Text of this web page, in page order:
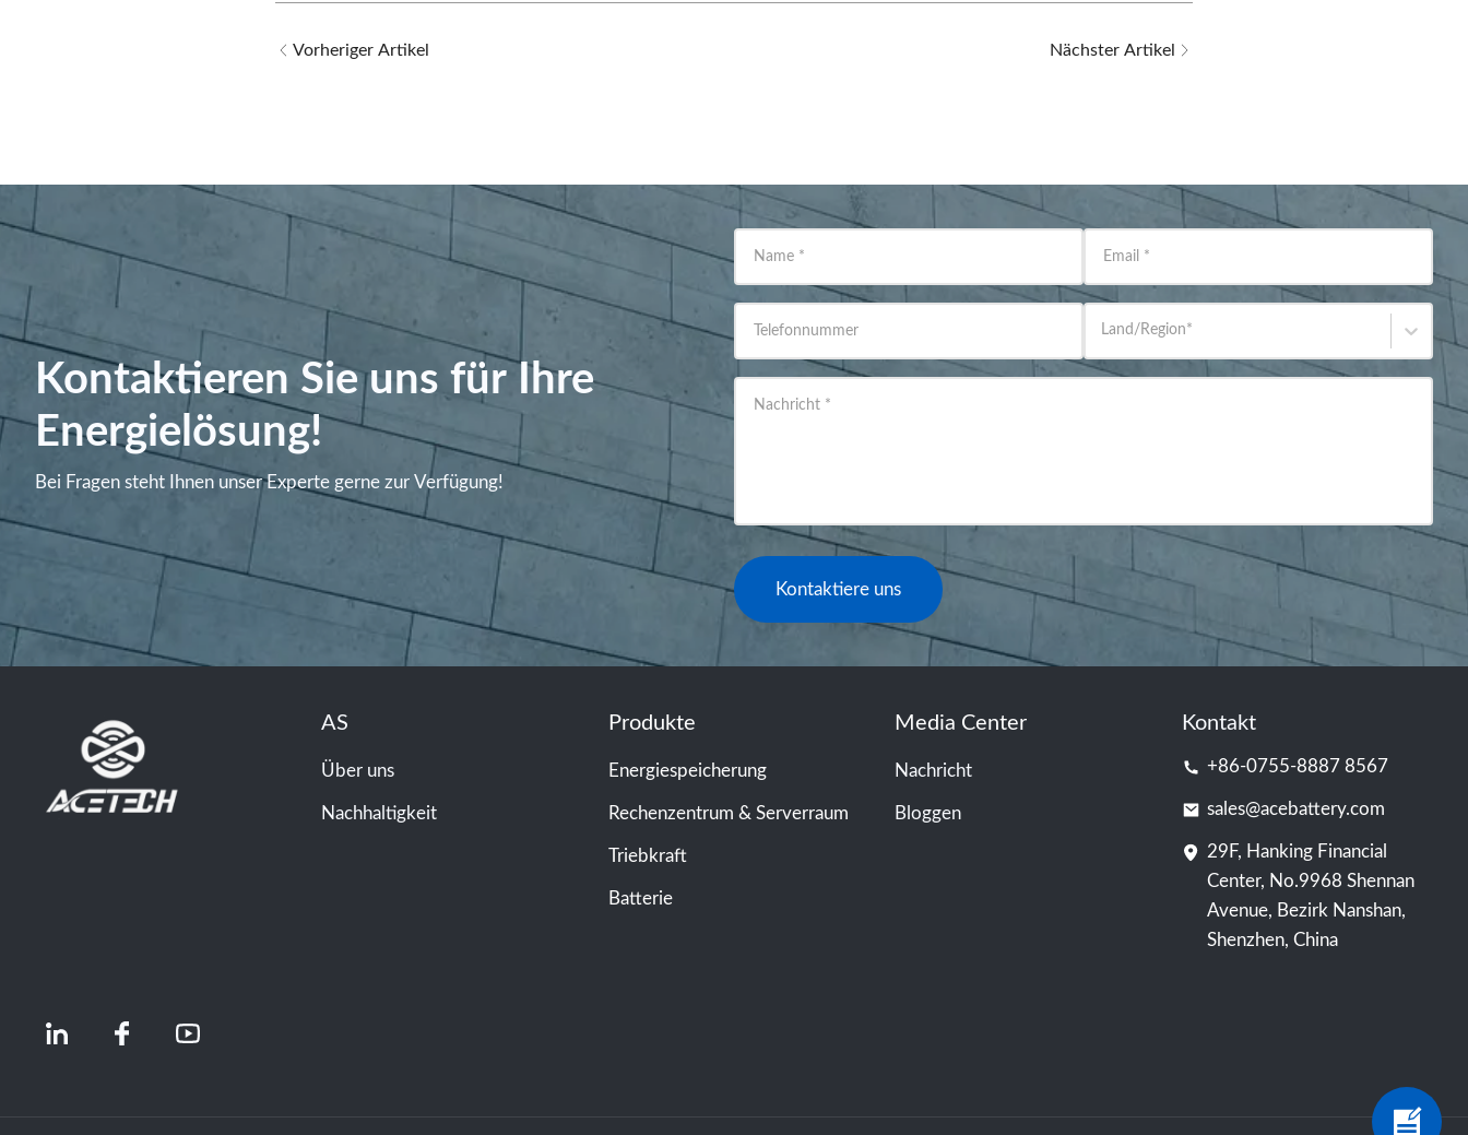
Vorheriger Artikel Nächster Artikel
Kontaktieren Sie uns für Ihre
Energielösung!
Bei Fragen steht Ihnen unser Experte gerne zur Verfügung!
Name * Email *
Telefonnummer Land/Region*
Nachricht *
Kontaktiere uns
AS
Über uns
Nachhaltigkeit
Produkte
Energiespeicherung
Rechenzentrum & Serverraum
Triebkraft
Batterie
Media Center
Nachricht
Bloggen
Kontakt
+86-0755-8887 8567
sales@acebattery.com
29F, Hanking Financial
Center, No.9968 Shennan
Avenue, Bezirk Nanshan,
Shenzhen, China